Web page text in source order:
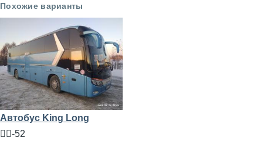
Похожие варианты
Автобус King Long
🧍‍♂️-52